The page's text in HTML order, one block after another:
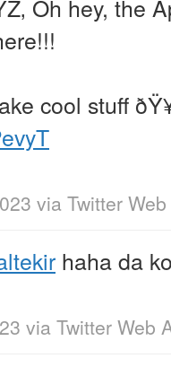
Oh hey, the
cool stuff
via Twitter
haha da
via Twitter Web